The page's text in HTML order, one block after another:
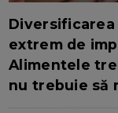
extrem de
Alimentele
nu trebuie să